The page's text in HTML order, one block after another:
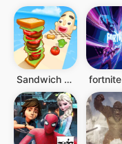
Sandwich Runner fortnite